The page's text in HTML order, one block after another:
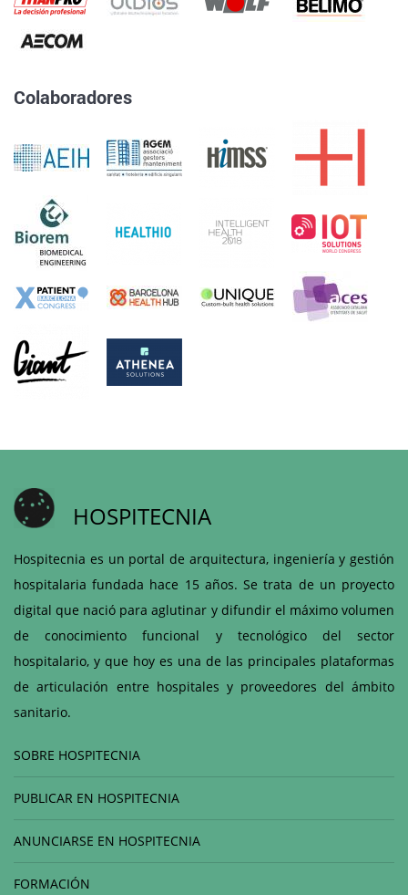
Colaboradores
HOSPITECNIA
Hospitecnia es un portal de arquitectura, ingeniería y gestión
hospitalaria fundada hace 15 años. Se trata de un proyecto
digital que nació para aglutinar y difundir el máximo volumen
de conocimiento funcional y tecnológico del sector
hospitalario, y que hoy es una de las principales plataformas
de articulación entre hospitales y proveedores del ámbito
sanitario.
SOBRE HOSPITECNIA
PUBLICAR EN HOSPITECNIA
ANUNCIARSE EN HOSPITECNIA
FORMACIÓN